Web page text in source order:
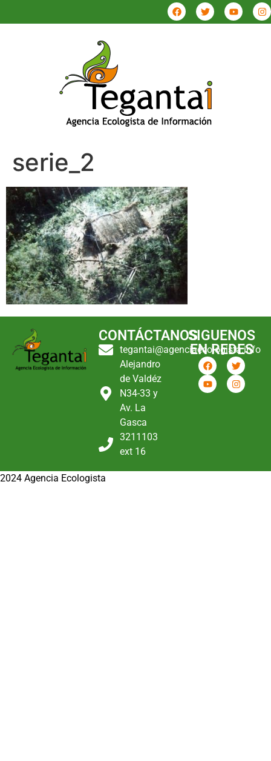
serie_2
CONTÁCTANOS
tegantai@agenciaecologista.info
Alejandro
de Valdéz
N34-33 y
Av. La
Gasca
3211103
ext 16
SIGUENOS
EN REDES
2024 Agencia Ecologista